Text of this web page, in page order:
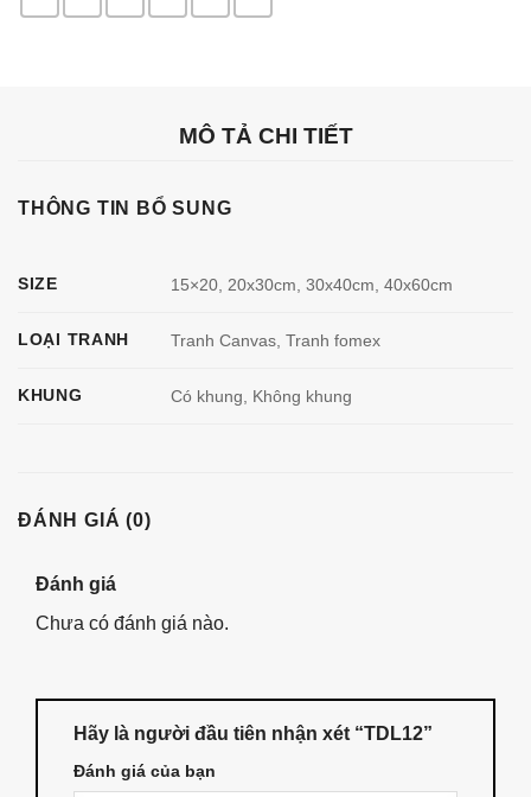
MÔ TẢ CHI TIẾT
THÔNG TIN BỔ SUNG
SIZE 15×20, 20x30cm, 30x40cm, 40x60cm
LOẠI TRANH Tranh Canvas, Tranh fomex
KHUNG Có khung, Không khung
ĐÁNH GIÁ (0)
Đánh giá
Chưa có đánh giá nào.
Hãy là người đầu tiên nhận xét “TDL12”
Đánh giá của bạn